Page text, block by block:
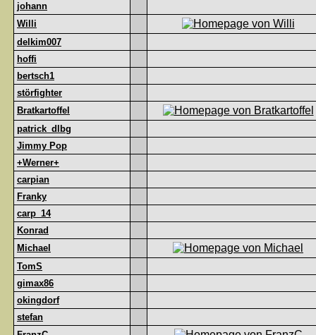
johann
Willi
delkim007
hoffi
bertsch1
störfighter
Bratkartoffel
patrick_dlbg
Jimmy Pop
+Werner+
carpian
Franky
carp_14
Konrad
Michael
TomS
gimax86
okingdorf
stefan